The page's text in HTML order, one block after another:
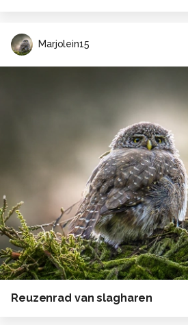
Marjolein15
Reuzenrad van slagharen